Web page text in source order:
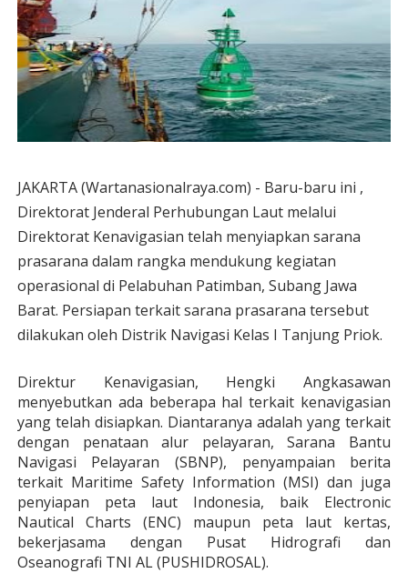
JAKARTA (Wartanasionalraya.com) - Baru-baru ini ,
Direktorat Jenderal Perhubungan Laut melalui
Direktorat Kenavigasian telah menyiapkan sarana
prasarana dalam rangka mendukung kegiatan
operasional di Pelabuhan Patimban, Subang Jawa
Barat. Persiapan terkait sarana prasarana tersebut
dilakukan oleh Distrik Navigasi Kelas I Tanjung Priok.
Direktur Kenavigasian, Hengki Angkasawan
menyebutkan ada beberapa hal terkait kenavigasian
yang telah disiapkan. Diantaranya adalah yang terkait
dengan penataan alur pelayaran, Sarana Bantu
Navigasi Pelayaran (SBNP), penyampaian berita
terkait Maritime Safety Information (MSI) dan juga
penyiapan peta laut Indonesia, baik Electronic
Nautical Charts (ENC) maupun peta laut kertas,
bekerjasama dengan Pusat Hidrografi dan
Oseanografi TNI AL (PUSHIDROSAL).